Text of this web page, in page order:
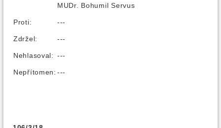
MUDr. Bohumil Servus
Proti: ---
Zdržel: ---
Nehlasoval: ---
Nepřítomen: ---